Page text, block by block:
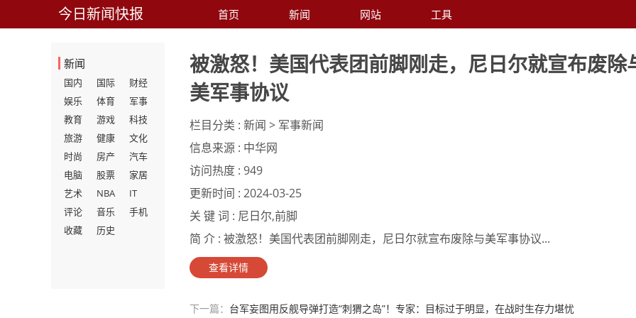
今日新闻快报 首页 新闻 网站 工具
新闻
国内 国际
财经
娱乐
体育
军事
教育
游戏
科技
旅游
健康
文化
时尚
房产
汽车
电脑
股票
家居
艺术
NBA
IT
评论
音乐
手机
收藏
历史
被激怒！美国代表团前脚刚走，尼日尔就宣布废除
美军事协议
栏目分类 : 新闻 > 军事新闻
信息来源 : 中华网
访问热度 : 949
更新时间 : 2024-03-25
关 键 词 : 尼日尔,前脚
简 介 : 被激怒！美国代表团前脚刚走，尼日尔就宣布废除与美军事协议...
查看详情
下一篇： 台军妄图用反舰导弹打造“刺猬之岛”！专家：目标过于明显，在战时生存力堪忧